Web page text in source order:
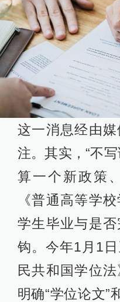
这一消息经由
注。其实，“不
算一个新政策
《普通高等学
学生毕业与是
钩。今年1月1
民共和国学位
明确“学位论文”